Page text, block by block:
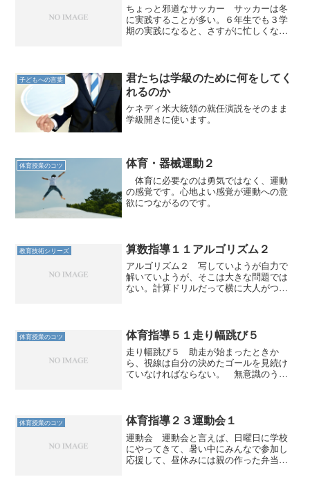
ちょっと邪道なサッカー サッカーは冬
に実践することが多い。６年生でも３学
期の実践になると、さすがに忙しくな
面、授業以外では全く触れない...
子どもへの言葉
君たちは学級のために何をしてく
れるのか
ケネディ米大統領の就任演説をそのまま
学級開きに使います。
体育授業のコツ 体育・器械運動２
体育に必要なのは勇気ではなく、運動
の感覚です。心地よい感覚が運動への意
欲につながるのです。
教育技術シリーズ 算数指導１１アルゴリズム２
アルゴリズム２ 写していようが自力で
解いていようが、そこは大きな問題では
ない。計算ドリルだって横に大人がつい
いい。そして正解ならば、...
体育授業のコツ 体育指導５１走り幅跳び５
走り幅跳び５ 助走が始まったときか
ら、視線は自分の決めたゴールを見続け
ていなければならない。 無意識のうち
瞬間にゴールを見ることはでき...
体育授業のコツ 体育指導２３運動会１
運動会 運動会と言えば、日曜日に学校
にやってきて、暑い中にみんなで参加し
応援して、昼休みには親の作った弁当を